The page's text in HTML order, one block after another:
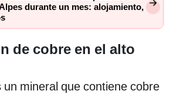
durante un mes: alojamiento,
de cobre en el alto
un mineral que contiene cobre